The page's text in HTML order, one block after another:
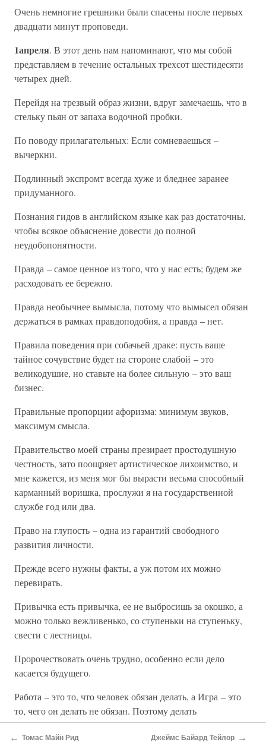
Очень немногие грешники были спасены после первых
двадцати минут проповеди.
1апреля. В этот день нам напоминают, что мы собой
представляем в течение остальных трехсот шестидесяти
четырех дней.
Перейдя на трезвый образ жизни, вдруг замечаешь, что в
стельку пьян от запаха водочной пробки.
По поводу прилагательных: Если сомневаешься –
вычеркни.
Подлинный экспромт всегда хуже и бледнее заранее
придуманного.
Познания гидов в английском языке как раз достаточны,
чтобы всякое объяснение довести до полной
неудобопонятности.
Правда – самое ценное из того, что у нас есть; будем же
расходовать ее бережно.
Правда необычнее вымысла, потому что вымысел обязан
держаться в рамках правдоподобия, а правда – нет.
Правила поведения при собачьей драке: пусть ваше
тайное сочувствие будет на стороне слабой – это
великодушие, но ставьте на более сильную – это ваш
бизнес.
Правильные пропорции афоризма: минимум звуков,
максимум смысла.
Правительство моей страны презирает простодушную
честность, зато поощряет артистическое лихоимство, и
мне кажется, из меня мог бы вырасти весьма способный
карманный воришка, прослужи я на государственной
службе год или два.
Право на глупость – одна из гарантий свободного
развития личности.
Прежде всего нужны факты, а уж потом их можно
перевирать.
Привычка есть привычка, ее не выбросишь за окошко, а
можно только вежливенько, со ступеньки на ступеньку,
свести с лестницы.
Пророчествовать очень трудно, особенно если дело
касается будущего.
Работа – это то, что человек обязан делать, а Игра – это
то, чего он делать не обязан. Поэтому делать
искусственные цветы или носить воду в решете есть
работа, а сбивать кегли или восходить на Монблан –
← Томас Майн Рид Джеймс Байард Тейлор →